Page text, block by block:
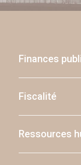
Finances
Fiscalité
Ressources